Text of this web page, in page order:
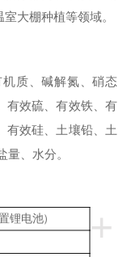
大棚种植等领域。
质、碱解氮、硝态
有效硫、有效铁、有
有效硅、土壤铅、土
量、水分。
+
锂电池）